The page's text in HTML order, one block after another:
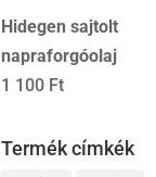
Hidegen sajtolt
napraforgóolaj
1 100 Ft
Termék címkék